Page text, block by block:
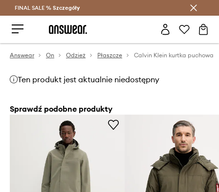
Oszczędzaj z Answear Club >
FINAL SALE % Szczegóły
Answear On Odzież Płaszcze Calvin Klein kurtka puchowa
Ten produkt jest aktualnie niedostępny
Sprawdź podobne produkty